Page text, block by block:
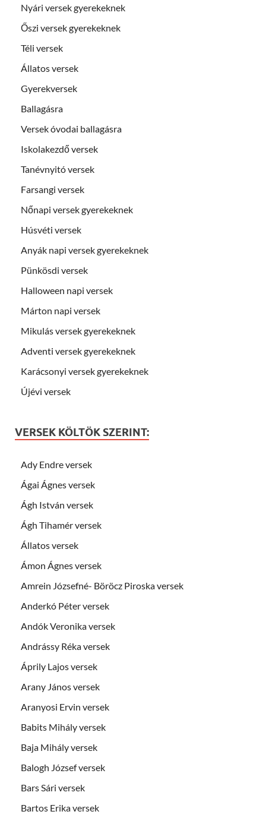
Nyári versek gyerekeknek
Őszi versek gyerekeknek
Téli versek
Állatos versek
Gyerekversek
Ballagásra
Versek óvodai ballagásra
Iskolakezdő versek
Tanévnyitó versek
Farsangi versek
Nőnapi versek gyerekeknek
Húsvéti versek
Anyák napi versek gyerekeknek
Pünkösdi versek
Halloween napi versek
Márton napi versek
Mikulás versek gyerekeknek
Adventi versek gyerekeknek
Karácsonyi versek gyerekeknek
Újévi versek
VERSEK KÖLTÖK SZERINT:
Ady Endre versek
Ágai Ágnes versek
Ágh István versek
Ágh Tihamér versek
Állatos versek
Ámon Ágnes versek
Amrein Józsefné- Böröcz Piroska versek
Anderkó Péter versek
Andók Veronika versek
Andrássy Réka versek
Áprily Lajos versek
Arany János versek
Aranyosi Ervin versek
Babits Mihály versek
Baja Mihály versek
Balogh József versek
Bars Sári versek
Bartos Erika versek